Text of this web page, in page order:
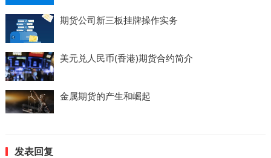
期货公司新三板挂牌操作实务
美元兑人民币(香港)期货合约简介
金属期货的产生和崛起
发表回复